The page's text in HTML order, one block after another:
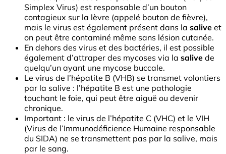
Simplex Virus) est responsable d’un bouton
contagieux sur la lèvre (appelé bouton de fièvre),
mais le virus est également présent dans la salive et
on peut être contaminé même sans lésion cutanée.
En dehors des virus et des bactéries, il est possible
également d’attraper des mycoses via la salive de
quelqu’un ayant une mycose buccale.
Le virus de l’hépatite B (VHB) se transmet volontiers
par la salive : l’hépatite B est une pathologie
touchant le foie, qui peut être aiguë ou devenir
chronique.
Important : le virus de l’hépatite C (VHC) et le VIH
(Virus de l’Immunodéficience Humaine responsable
du SIDA) ne se transmettent pas par la salive, mais
par le sang.